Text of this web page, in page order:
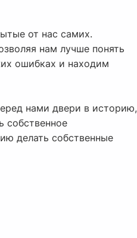
от нас самих.
нам лучше понять
ошибках и находим
нами двери в историю,
собственное
делать собственные